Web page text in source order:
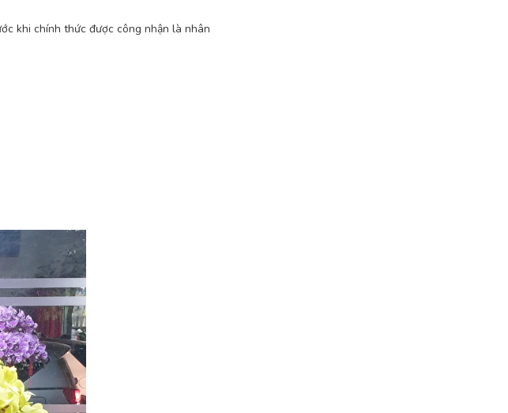
khi chính thức được công nhận là nhân